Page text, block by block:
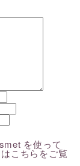
を使って
こちらをご覧